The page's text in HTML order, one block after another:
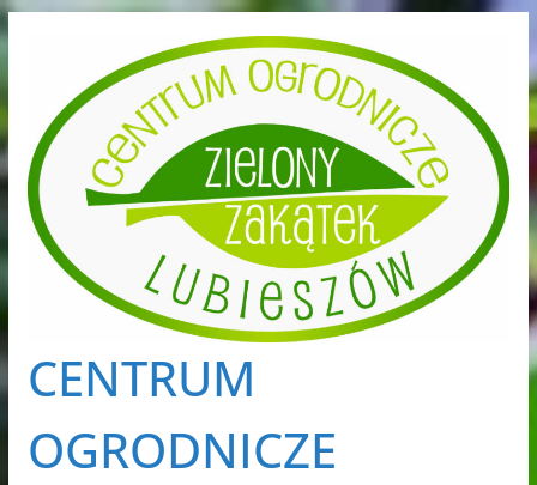
Przejdź
treści
CENTRUM
OGRODNICZE